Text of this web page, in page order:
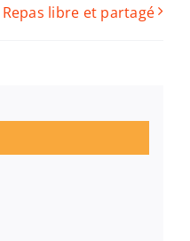
Repas libre et partagé